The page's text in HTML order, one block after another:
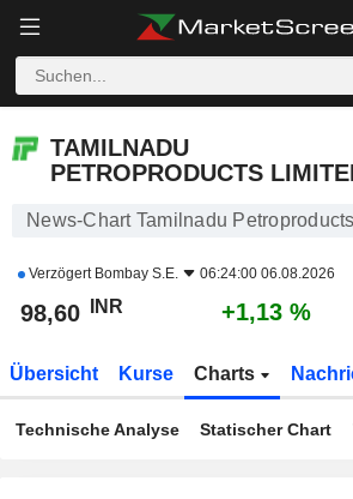
TAMILNADU
PETROPRODUCTS
News-Chart Tamilnadu
Verzögert Bombay S.E. 06:24:00 06.08.2026
98,60 INR +1,13 %
Übersicht Kurse Charts
Technische Analyse Statischer Chart